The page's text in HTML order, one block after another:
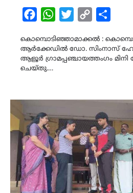
FacebookWhatsAppTwitterCopy
കൊമ്പൊടിഞ്ഞാമാക്കൽ :
ആർക്കേഡിൽ ഡോ. സിംനാസ്
ആളൂർ ഗ്രാമപ്പഞ്ചായത്തംഗം മിനി
ചെയ്തു.…